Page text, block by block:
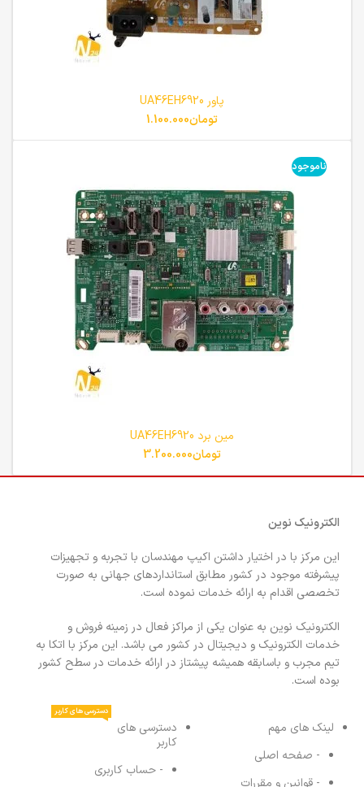
پاور UA46EH6920
تومان1.100.000
ناموجود
مین برد UA46EH6920
تومان3.200.000
الکترونیک نوین
این مرکز با در اختیار داشتن اکیپ مهندسان با تجربه و تجهیزات
پیشرفته موجود در کشور مطابق استانداردهای جهانی به صورت
تخصصی اقدام به ارائه خدمات نموده است.
الکترونیک نوین به عنوان یکی از مراکز فعال در زمینه فروش و
خدمات الکترونیک و دیجیتال در کشور می باشد. این مرکز با اتکا به
تیم مجرب و باسابقه همیشه پیشتاز در ارائه خدمات در سطح کشور
بوده است.
لینک های مهم
- صفحه اصلی
- قوانین و مقررات
دسترسی های
کاربر
دسترسی های کاربر
- حساب کاربری